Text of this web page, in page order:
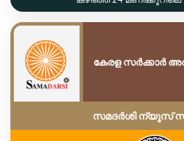
കേരള സർക്കാർ
സമദർശി ന്യൂസ്